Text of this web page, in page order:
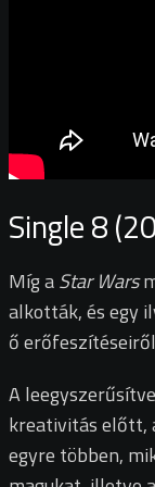
Single 8
Míg aStar Wars
alkották, és egy
ő
A
kreativitás előtt,
egyre többen,